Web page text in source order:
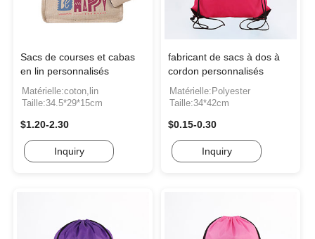
Sacs de courses et cabas
en lin personnalisés
Matérielle:coton,lin
Taille:34.5*29*15cm
$1.20-2.30
Inquiry
fabricant de sacs à dos à
cordon personnalisés
Matérielle:Polyester
Taille:34*42cm
$0.15-0.30
Inquiry